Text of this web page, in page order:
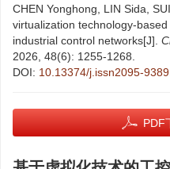
CHEN Yonghong, LIN Sida,
virtualization technology-
industrial control networks[J].
2026, 48(6): 1255-1268.
DOI: 10.13374/j.issn2095-
PDF